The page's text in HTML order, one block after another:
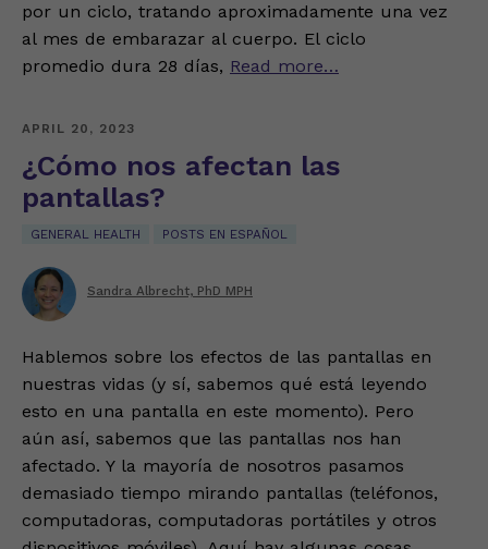
por un ciclo, tratando aproximadamente una vez
al mes de embarazar al cuerpo. El ciclo
promedio dura 28 días, Read more…
APRIL 20, 2023
¿Cómo nos afectan las
pantallas?
GENERAL HEALTH POSTS EN ESPAÑOL
Sandra Albrecht, PhD MPH
Hablemos sobre los efectos de las pantallas en
nuestras vidas (y sí, sabemos qué está leyendo
esto en una pantalla en este momento). Pero
aún así, sabemos que las pantallas nos han
afectado. Y la mayoría de nosotros pasamos
demasiado tiempo mirando pantallas (teléfonos,
computadoras, computadoras portátiles y otros